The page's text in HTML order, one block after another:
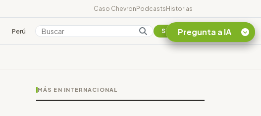
Caso ChevronPodcastsHistorias
Perú Colombia Suscribirse
MÁS EN INTERNACIONAL
Pregunta a IA